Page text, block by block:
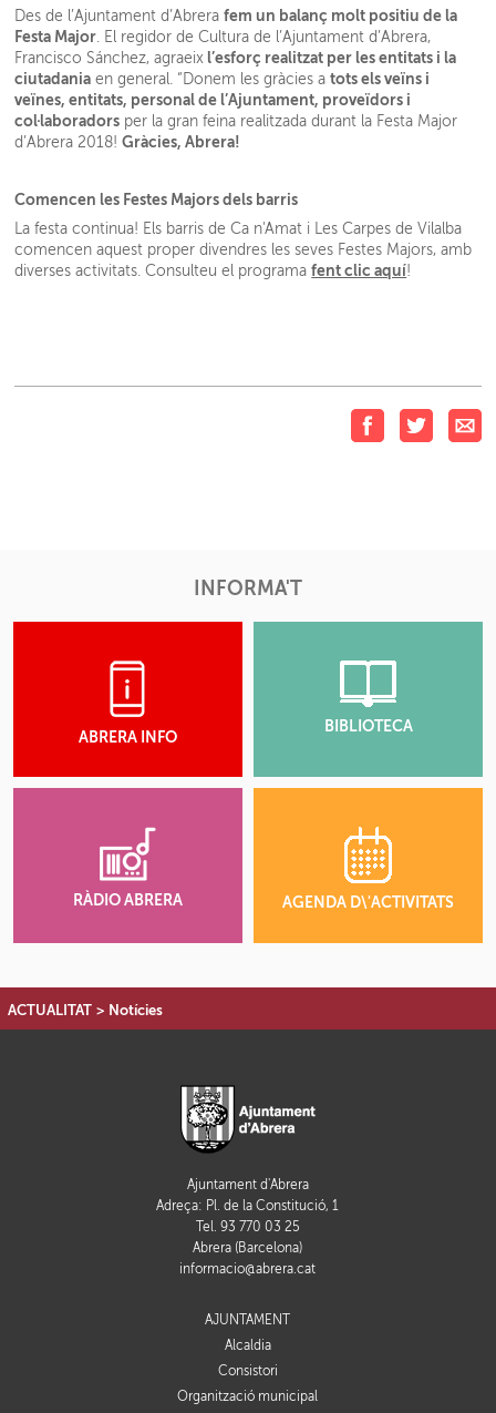
Des de l’Ajuntament d’Abrerafem un balanç molt positiu de la
Festa Major. El regidor de Cultura de l’Ajuntament d’Abrera,
Francisco Sánchez, agraeix l’esforç realitzat per les entitats i la
ciutadania en general. “Donem les gràcies atots els veïns i
veïnes, entitats, personal de l’Ajuntament, proveïdors i
col·laboradors per la gran feina realitzada durant la Festa Major
d’Abrera 2018!Gràcies, Abrera!
Comencen les Festes Majors dels barris
La festa continua! Els barris de Ca n'Amat i Les Carpes de Vilalba
comencen aquest proper divendres les seves Festes Majors, amb
diverses activitats. Consulteu el programafent clic aquí!
INFORMA'T
ABRERA INFO
BIBLIOTECA
RÀDIO ABRERA AGENDA D\'ACTIVITATS
ACTUALITAT > Notícies
Ajuntament d'Abrera
Adreça: Pl. de la Constitució, 1
Tel. 93 770 03 25
Abrera (Barcelona)
informacio@abrera.cat
AJUNTAMENT
Alcaldia
Consistori
Organització municipal